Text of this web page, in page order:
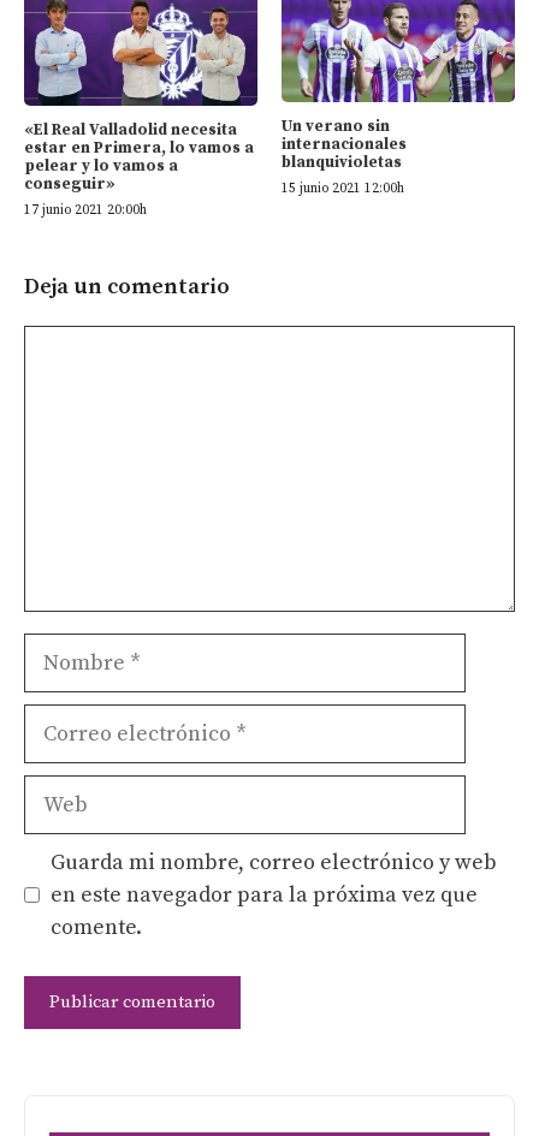
«El Real Valladolid necesita
estar en Primera, lo vamos a
pelear y lo vamos a
conseguir»
17 junio 2021 20:00h
Un verano sin
internacionales
blanquivioletas
15 junio 2021 12:00h
Deja un comentario
Nombre
Correo
Web
Guarda mi nombre, correo electrónico y web
en este navegador para la próxima vez que
comente.